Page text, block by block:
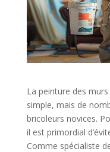
La peinture des
simple, mais de
bricoleurs novices.
il est primordial
Comme spécialiste